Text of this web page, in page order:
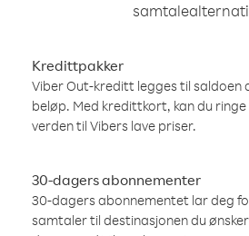
Kredittpakker
Viber Out-kreditt legges til saldoen
beløp. Med kredittkort, kan du
verden til Vibers lave priser.
30-dagers abonnementer
30-dagers abonnementet lar deg
samtaler til destinasjonen du